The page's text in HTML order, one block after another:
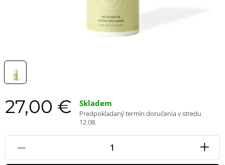
27,00 € Skladem
Predpokladaný termín doručenia v stredu
12.08.
-
Pole
množstvo
+